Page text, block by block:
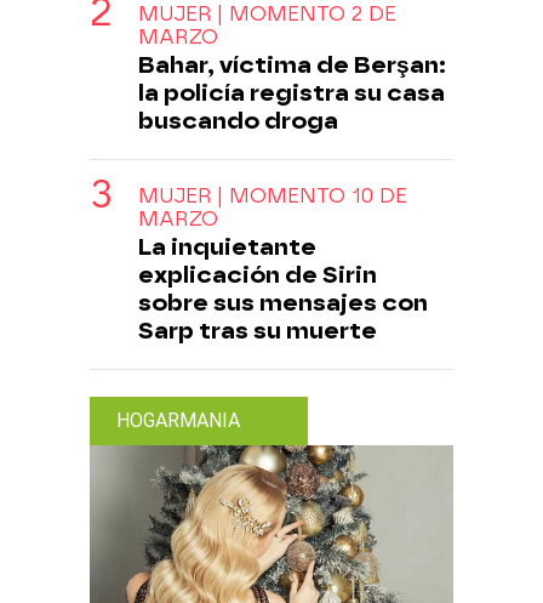
MUJER | MOMENTO 2 DE
MARZO
Bahar, víctima de Berşan:
la policía registra su casa
buscando droga
MUJER | MOMENTO 10 DE
MARZO
La inquietante
explicación de Sirin
sobre sus mensajes con
Sarp tras su muerte
HOGARMANIA